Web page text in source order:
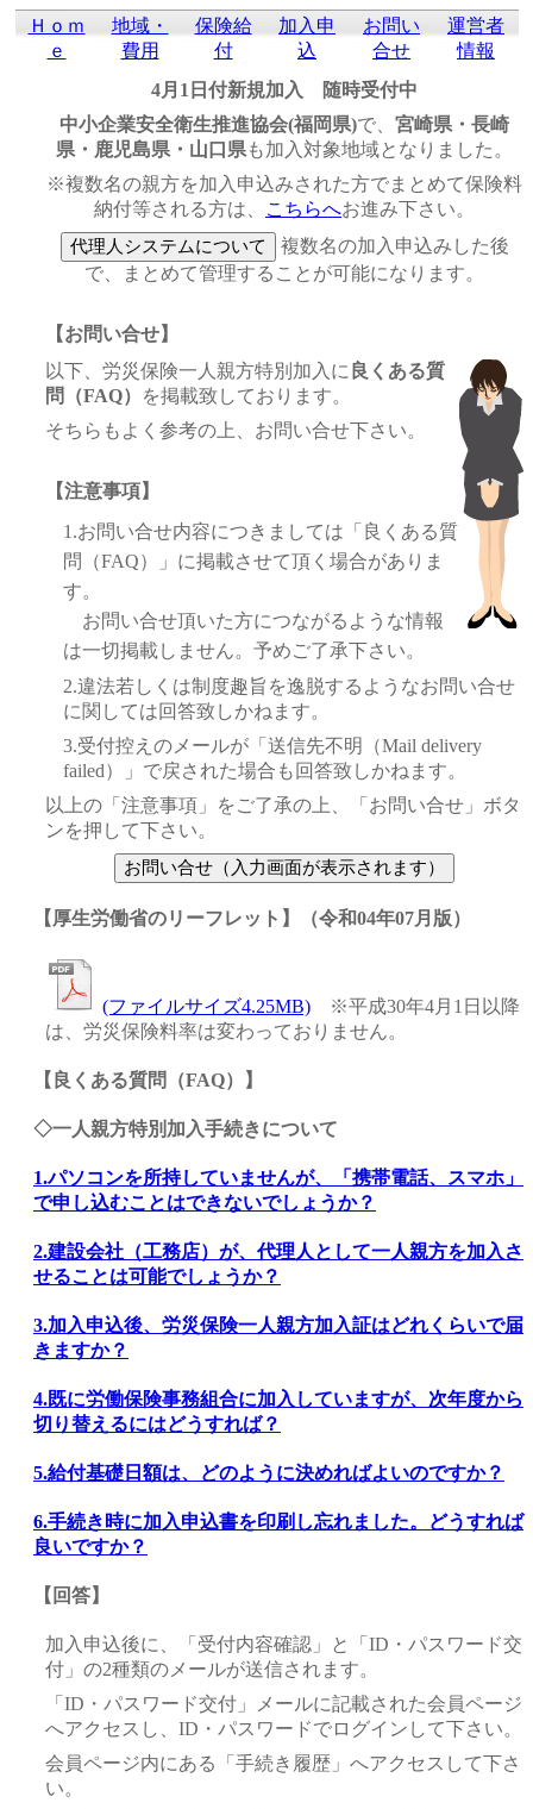
Ｈｏｍ
ｅ
地域・
費用
保険給
付
加入申
込
お問い
合せ
運営者
情報
4月1日付新規加入 随時受付中
中小企業安全衛生推進協会(福岡県)で、 宮崎県・長崎
県・鹿児島県・山口県も加入対象地域となりました。
※複数名の親方を加入申込みされた方でまとめて保険料
納付等される方は、
こちらへお進み下さい。
複数名の加入申込みした後
で、まとめて管理することが可能になります。
【お問い合せ】
以下、労災保険一人親方特別加入に 良くある質
問（FAQ）
を掲載致しております。
そちらもよく参考の上、お問い合せ下さい。
【注意事項】
1.お問い合せ内容につきましては「良くある質
問（FAQ）」に掲載させて頂く場合がありま
す。
お問い合せ頂いた方につながるような情報
は一切掲載しません。予めご了承下さい。
2.違法若しくは制度趣旨を逸脱するようなお問い合せ
に関しては回答致しかねます。
3.受付控えのメールが「送信先不明（Mail delivery
failed）」で戻された場合も回答致しかねます。
以上の「注意事項」をご了承の上、「お問い合せ」ボタ
ンを押して下さい。
【厚生労働省のリーフレット】（令和04年07月版）
(ファイルサイズ4.25MB) ※平成30年4月1日以降
は、労災保険料率は変わっておりません。
【良くある質問（FAQ）】
◇一人親方特別加入手続きについて
1.パソコンを所持していませんが、「 携帯電話、スマホ 」
で申し込むことはできないでしょうか？
2.建設会社（工務店）が、代理人として一人親方を加入さ
せることは可能でしょうか？
3.加入申込後、労災保険一人親方加入証はどれくらいで届
きますか？
4.既に労働保険事務組合に加入していますが、次年度から
切り替えるにはどうすれば？
5.給付基礎日額は、どのように決めればよいのですか？
6.手続き時に加入申込書を印刷し忘れました。どうすれば
良いですか？
【回答】
加入申込後に、「受付内容確認」と「ID・パスワード交
付」の2種類のメールが送信されます。
「ID・パスワード交付」メールに記載された会員ページ
へアクセスし、ID・パスワードでログインして下さい。
会員ページ内にある「手続き履歴」へアクセスして下さ
い。